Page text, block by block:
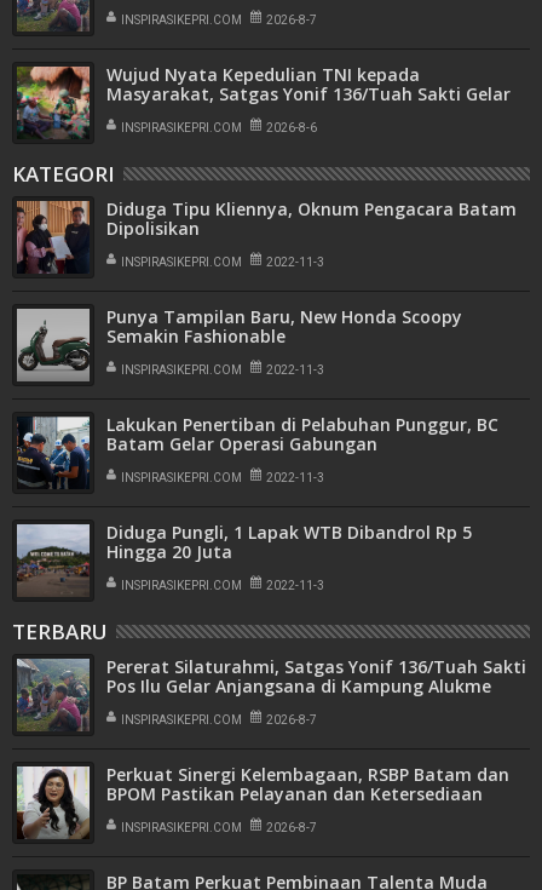
INSPIRASIKEPRI.COM 2026-8-7
Wujud Nyata Kepedulian TNI kepada
Masyarakat, Satgas Yonif 136/Tuah Sakti Gelar
Pengobatan Keliling di Kampung Kalome
INSPIRASIKEPRI.COM 2026-8-6
KATEGORI
Diduga Tipu Kliennya, Oknum Pengacara Batam
Dipolisikan
INSPIRASIKEPRI.COM 2022-11-3
Punya Tampilan Baru, New Honda Scoopy
Semakin Fashionable
INSPIRASIKEPRI.COM 2022-11-3
Lakukan Penertiban di Pelabuhan Punggur, BC
Batam Gelar Operasi Gabungan
INSPIRASIKEPRI.COM 2022-11-3
Diduga Pungli, 1 Lapak WTB Dibandrol Rp 5
Hingga 20 Juta
INSPIRASIKEPRI.COM 2022-11-3
TERBARU
Pererat Silaturahmi, Satgas Yonif 136/Tuah Sakti
Pos Ilu Gelar Anjangsana di Kampung Alukme
INSPIRASIKEPRI.COM 2026-8-7
Perkuat Sinergi Kelembagaan, RSBP Batam dan
BPOM Pastikan Pelayanan dan Ketersediaan
Obat Aman
INSPIRASIKEPRI.COM 2026-8-7
BP Batam Perkuat Pembinaan Talenta Muda